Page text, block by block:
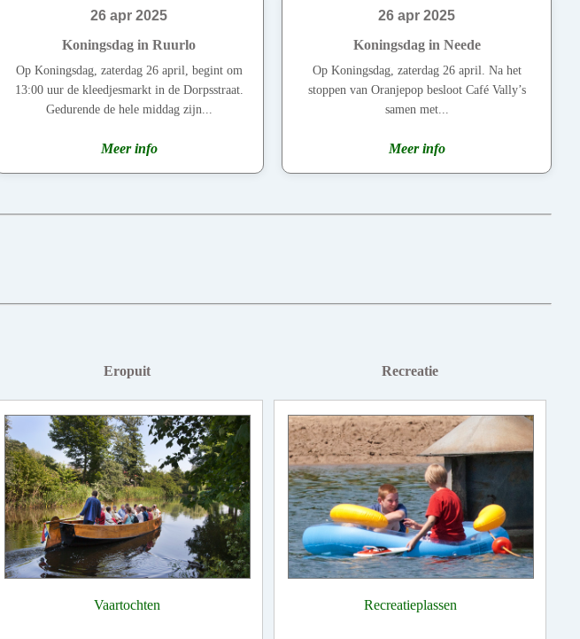
26 apr 2025
Koningsdag in Ruurlo
Op Koningsdag, zaterdag 26 april, begint om
13:00 uur de kleedjesmarkt in de Dorpsstraat.
Gedurende de hele middag zijn...
Meer info
26 apr 2025
Koningsdag in Neede
Op Koningsdag, zaterdag 26 april. Na het
stoppen van Oranjepop besloot Café Vally’s
samen met...
Meer info
Eropuit
Vaartochten
Recreatie
Recreatieplassen